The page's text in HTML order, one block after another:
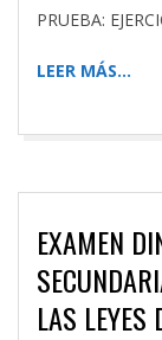
PRUEBA:
LEER MÁS…
EXAMEN
LAS LEYES